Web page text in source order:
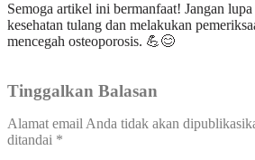
Semoga artikel ini bermanfaat! Jangan
kesehatan tulang dan melakukan
mencegah osteoporosis. 💪😊
Tinggalkan Balasan
Alamat email Anda tidak akan
ditandai *